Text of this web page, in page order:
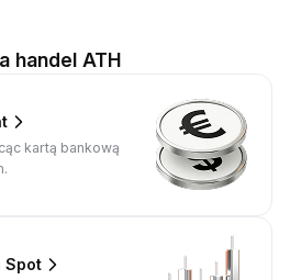
handel ATH
kartą bankową
Spot